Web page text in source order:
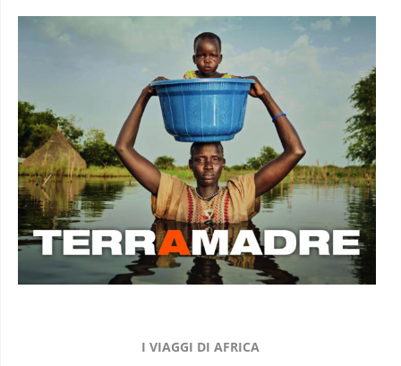
I VIAGGI DI AFRICA